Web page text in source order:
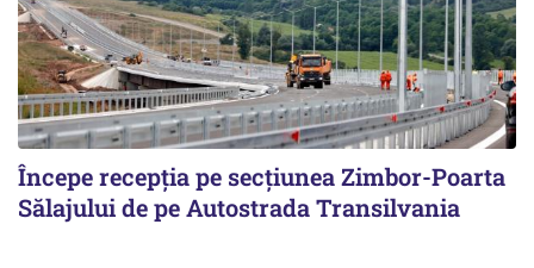
Începe recepţia pe secţiunea Zimbor-Poarta
Sălajului de pe Autostrada Transilvania